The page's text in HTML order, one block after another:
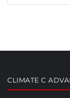
CLIMATE C